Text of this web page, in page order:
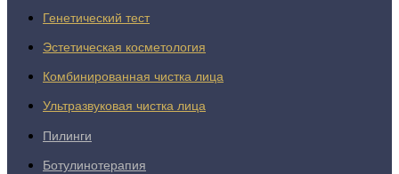
Генетический тест
Эстетическая косметология
Комбинированная чистка лица
Ультразвуковая чистка лица
Пилинги
Ботулинотерапия